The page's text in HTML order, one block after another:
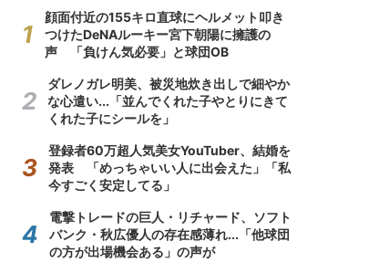
顔面付近の155キロ直球にヘルメット叩き
つけたDeNAルーキー宮下朝陽に擁護の
声 「負けん気必要」と球団OB
ダレノガレ明美、被災地炊き出しで細やか
な心遣い...「並んでくれた子やとりにきて
くれた子にシールを」
登録者60万超人気美女YouTuber、結婚を
発表 「めっちゃいい人に出会えた」「私
今すごく安定してる」
電撃トレードの巨人・リチャード、ソフト
バンク・秋広優人の存在感薄れ...「他球団
の方が出場機会ある」の声が